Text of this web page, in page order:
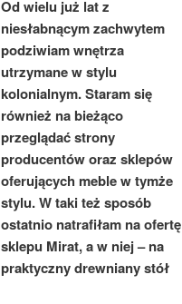
Od wielu już lat z
niesłabnącym zachwytem
podziwiam wnętrza
utrzymane w stylu
kolonialnym. Staram się
również na bieżąco
przeglądać strony
producentów oraz sklepów
oferujących meble w tymże
stylu. W taki też sposób
ostatnio natrafiłam na ofertę
sklepu Mirat, a w niej – na
praktyczny drewniany stół